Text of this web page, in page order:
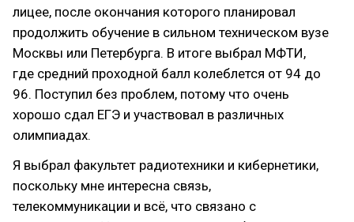
лицее, после окончания которого планировал
продолжить обучение в сильном техническом вузе
Москвы или Петербурга. В итоге выбрал МФТИ,
где средний проходной балл колеблется от 94 до
96. Поступил без проблем, потому что очень
хорошо сдал ЕГЭ и участвовал в различных
олимпиадах.
Я выбрал факультет радиотехники и кибернетики,
поскольку мне интересна связь,
телекоммуникации и всё, что связано с